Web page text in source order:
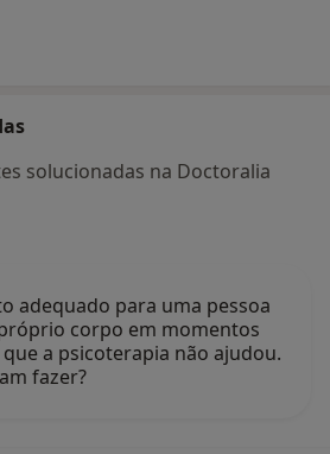
solucionadas na Doctoralia
adequado para uma pessoa
corpo em momentos
que a psicoterapia não ajudou.
fazer?